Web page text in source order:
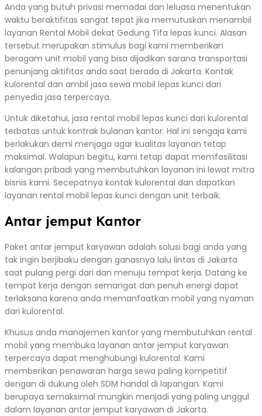
Anda yang butuh privasi memadai dan leluasa menentukan
waktu beraktifitas sangat tepat jika memutuskan menambil
layanan Rental Mobil dekat Gedung Tifa lepas kunci. Alasan
tersebut merupakan stimulus bagi kami memberikan
beragam unit mobil yang bisa dijadikan sarana transportasi
penunjang aktifitas anda saat berada di Jakarta. Kontak
kulorental dan ambil jasa sewa mobil lepas kunci dari
penyedia jasa terpercaya.
Untuk diketahui, jasa rental mobil lepas kunci dari kulorental
terbatas untuk kontrak bulanan kantor. Hal ini sengaja kami
berlakukan demi menjaga agar kualitas layanan tetap
maksimal. Walapun begitu, kami tetap dapat memfasilitasi
kalangan pribadi yang membutuhkan layanan ini lewat mitra
bisnis kami. Secepatnya kontak kulorental dan dapatkan
layanan rental mobil lepas kunci dengan unit terbaik.
Antar jemput Kantor
Paket antar jemput karyawan adalah solusi bagi anda yang
tak ingin berjibaku dengan ganasnya lalu lintas di Jakarta
saat pulang pergi dari dan menuju tempat kerja. Datang ke
tempat kerja dengan semangat dan penuh energi dapat
terlaksana karena anda memanfaatkan mobil yang nyaman
dari kulorental.
Khusus anda manajemen kantor yang membutuhkan rental
mobil yang membuka layanan antar jemput karyawan
terpercaya dapat menghubungi kulorental. Kami
memberikan penawaran harga sewa paling kompetitif
dengan di dukung oleh SDM handal di lapangan. Kami
berupaya semaksimal mungkin menjadi yang paling unggul
dalam layanan antar jemput karyawan di Jakarta.